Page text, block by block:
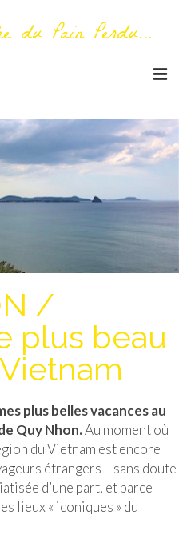
du Pain Perdu...
propos
/
plus beau
plus belles vacances au
Quy Nhon.Au moment où
du Vietnam est encore
étrangers – sans doute
d’une part, et parce
lieux « iconiques » du